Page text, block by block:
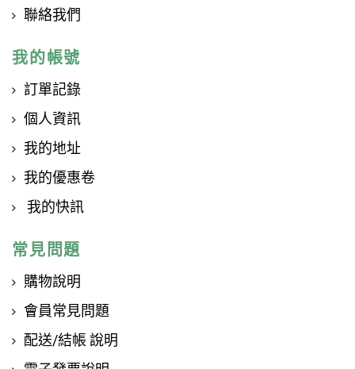
聯絡我們
我的帳號
訂單記錄
個人資訊
我的地址
我的優惠卷
我的快訊
常見問題
購物說明
會員常見問題
配送/結帳 說明